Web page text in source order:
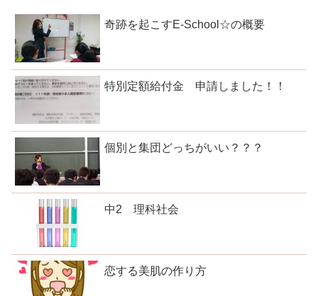
奇跡を起こすE-School☆の概要
特別定額給付金 申請しました！！
個別と集団どっちがいい？？？
中2 理科社会
恋する美肌の作り方